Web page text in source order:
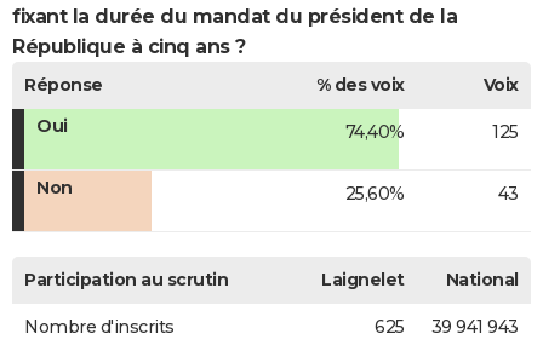
fixant la durée du mandat du président de la
République à cinq ans ?
Réponse % des voix
Voix
Oui
74,40% 125
Non 25,60% 43
Participation au scrutin Laignelet National
Nombre d'inscrits 625 39 941 943